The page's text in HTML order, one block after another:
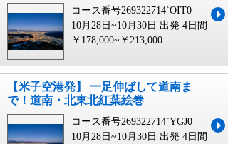
コース番号269322714`OIT0
10月28日~10月30日 出発 4日間
￥178,000~￥213,000
【米子空港発】 一足伸ばして道南ま
で！道南・北東北紅葉絵巻
コース番号269322714`YGJ0
10月28日~10月30日 出発 4日間